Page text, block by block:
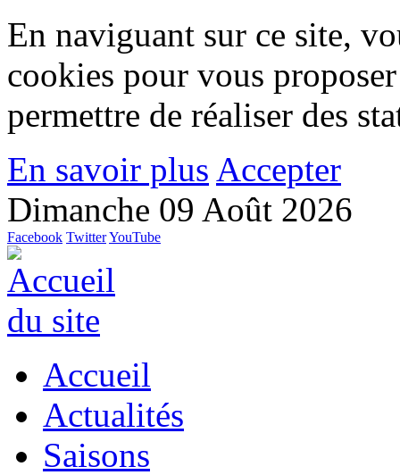
En naviguant sur ce site,
cookies pour vous
permettre de réaliser des
En savoir plus Accepter
Dimanche 09 Août 2026
Facebook TwitterYouTube
Accueil
Actualités
Saisons